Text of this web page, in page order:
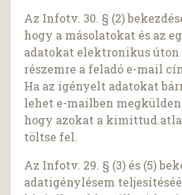
Az Infotv. 30. § (2)
hogy a másolatokat és az
adatokat elektronikus úton
részemre a feladó e-mail
Ha az igényelt adatokat
lehet e-mailben
hogy azokat a
töltse fel.
Az Infotv. 29. § (3) és (5)
adatigénylésem